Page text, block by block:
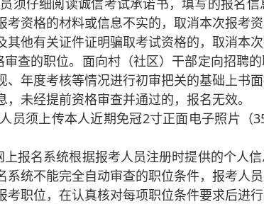
仔细阅读诚信考试承诺书，填写的报名信
考资格的材料或信息不实的，取消本次报考
他有关证件证明骗取考试资格的，取消本
查的职位。面向村（社区）干部定向招聘
、年度考核等情况进行初审把关的基础上书
未经提前资格审查并通过的，报名无效。
员须上传本人近期免冠2寸正面电子照片（
报名系统根据报考人员注册时提供的个人
系统不能完全自动审查的职位条件，报考人
考职位，在认真核对每项职位条件要求后进